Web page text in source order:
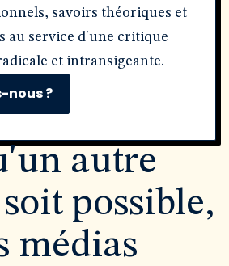
savoirs théoriques et
au service d'une critique
et intransigeante.
nous ?
autre
possible,
médias